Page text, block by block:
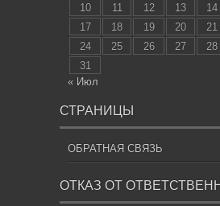
10
11 12 13 14
17
18 19 20 21
24
25 26 27 28
31
« Июл
СТРАНИЦЫ
ОБРАТНАЯ СВЯЗЬ
ОТКАЗ ОТ